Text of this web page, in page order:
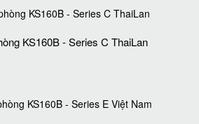
KS160B - Series C ThaiLan